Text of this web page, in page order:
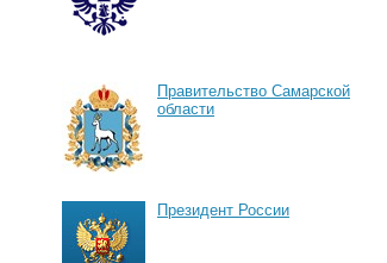
Правительство Самарской
области
Президент России